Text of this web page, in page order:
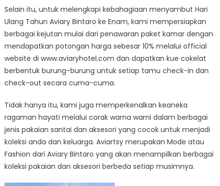
Selain itu, untuk melengkapi kebahagiaan menyambut Hari
Ulang Tahun Aviary Bintaro ke Enam, kami mempersiapkan
berbagai kejutan mulai dari penawaran paket kamar dengan
mendapatkan potongan harga sebesar 10% melalui official
website di www.aviaryhotel.com dan dapatkan kue cokelat
berbentuk burung-burung untuk setiap tamu check-in dan
check-out secara cuma-cuma.
Tidak hanya itu, kami juga memperkenalkan keaneka
ragaman hayati melalui corak warna warni dalam berbagai
jenis pakaian santai dan aksesori yang cocok untuk menjadi
koleksi anda dan keluarga. Aviartsy merupakan Mode atau
Fashion dari Aviary Bintaro yang akan menampilkan berbagai
koleksi pakaian dan aksesori berbeda setiap musimnya.